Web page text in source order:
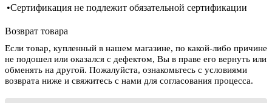
•Сертификация не подлежит обязательной сертификации
Возврат товара
Если товар, купленный в нашем магазине, по какой-либо причине
не подошел или оказался с дефектом, Вы в праве его вернуть или
обменять на другой. Пожалуйста, ознакомьтесь с условиями
возврата ниже и свяжитесь с нами для согласования процесса.